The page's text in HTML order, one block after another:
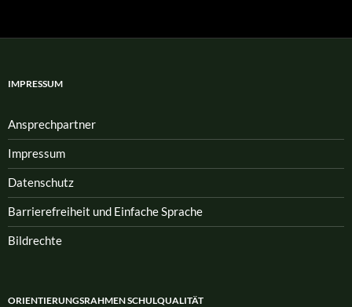
IMPRESSUM
Ansprech­partner
Impressum
Datenschutz
Barrierefreiheit und Einfache Sprache
Bildrechte
ORIENTIERUNGSRAHMEN SCHULQUALITÄT